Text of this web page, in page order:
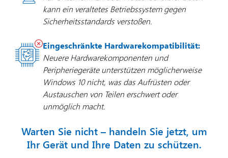
kann ein veraltetes Betriebssystem gegen
Sicherheitsstandards verstoßen.
Eingeschränkte Hardwarekompatibilität:
Neuere Hardwarekomponenten und
Peripheriegeräte unterstützen möglicherweise
Windows 10 nicht, was das Aufrüsten oder
Austauschen von Teilen erschwert oder
unmöglich macht.
Warten Sie nicht – handeln Sie jetzt, um
Ihr Gerät und Ihre Daten zu schützen.